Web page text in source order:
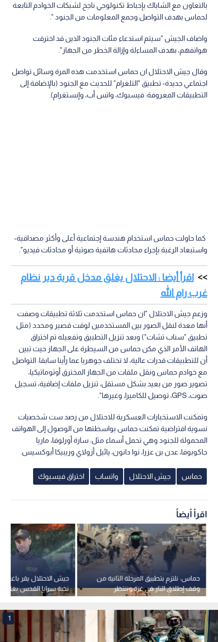
بالتعاون مع الشاباك بإحباط تكنولوجي ناجح لشبكات الخوادم التابعة
لحماس بهدف التواصل وجمع المعلومات من الجنود ".
واضاف الجيش "سيتم استدعاء مئات الجنود الذين قد اخترقت
هواتفهم، بهدف المساءلة وإزالة الخطر من الجهاز".
وقال جيش الاحتلال ان حماس استخدمت هذه المرة وسائل تواصل
اجتماعي جديدة- تطبيق "التلغرام" للحديث مع الجنود (بالإضافة إلى
التطبيقات المعروفة: فيسبوك، واتس أب، وإنستغرام).
كما حاولت حماس استخدام هندسة إجتماعية أعلى وأكثر مصداقية-
واستبعاد الرغبة بإجراء محادثات هاتفية صوتية أو محادثات فيديو".
اقرأ أيضا : الاحتلال يغلق مدخل قرية دير نظام
غرب رام الله
وزعم جيش الاحتلال "ان حماس استخدمت ثلاثة تطبيقات وصفت
أنها معدة لنقل الصور بين المستخدمين لوقت قصير ومحدد (مثل
تطبيق "سناب تشات") وبعد تنزيل التطبيق وتفعيله تم اختراق
الهاتف الأمر الذي مكن حماس من السيطرة على الجهاز حيث تبين
أن للتطبيقات قدرات عالية، لا تختلف جوهريا عما رأينا سابقا: التواصل
مع خوادم حماس ونقل ملفات من الجهاز المخترق أوتوماتيكيا،
تصوير صور من بعيد بشكل مستقل، تنزيل ملفات إضافية، تسجيل
صوت، GPS، توصيل للكاميرا، وغيرها".
وتمكنت الاستخبارات العسكرية للاحتلال من رصد ست شخصيات
نسوية افتراضية تمكنت حماس بواسطتها من الوصول إلى الهواتف
المحمولة للجنود وهي تحمل أسماء مثل: سارة أورلوفا، ماريا
جاكوبوفا، عدن بن عزرا، نوا دانون، يائيل أزولاي وريبيكا أبوكسيس.
حماس جيش الاحتلال واتساب اختراق فيسبوك
اقرأ أيضاً
جيش الاحتلال يقر
نخبة سرايا القدس بغارة
حماس: نلتزم بتطبيق المرحلة الثانية من
وقف إطلاق النار في غزة وننتظر
توضيحا بشأن ما تم الاتفاق عليه
1